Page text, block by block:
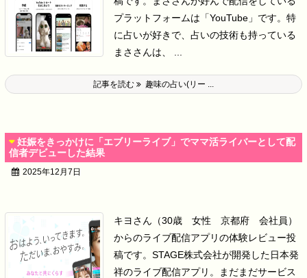
プラットフォームは「YouTube」です。 特
に占いが好きで、占いの技術も持っている
まささんは、 ...
記事を読む 趣味の占い(リー ...
妊娠をきっかけに「エブリーライブ」でママ活ライバーとして配
信者デビューした結果
2025年12月7日
キヨさん（30歳 女性 京都府 会社員）
からのライブ配信アプリの体験レビュー投
稿です。 STAGE株式会社が開発した日本発
祥のライブ配信アプリ。
まだまだサービス